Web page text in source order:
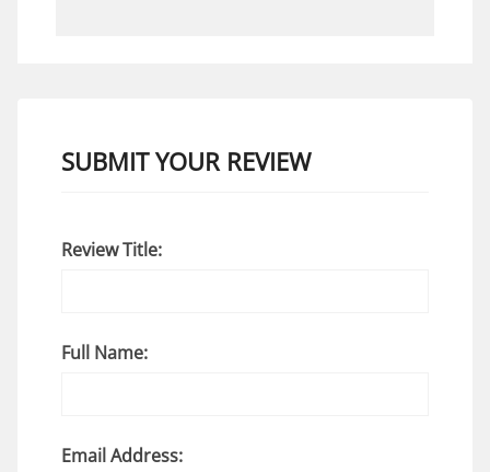
SUBMIT YOUR REVIEW
Review Title:
Full Name:
Email Address: